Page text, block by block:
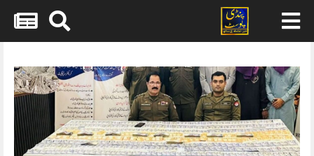
content